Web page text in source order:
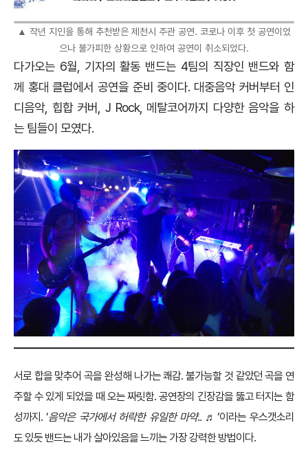
▲ 작년 지인을 통해 추천받은 제천시 주관 공연. 코로나 이후 첫 공연이었
으나 불가피한 상황으로 인하여 공연이 취소되었다.
다가오는 6월, 기자의 활동 밴드는 4팀의 직장인 밴드와 함
께 홍대 클럽에서 공연을 준비 중이다. 대중음악 커버부터 인
디음악, 힙합 커버, J Rock, 메탈코어까지 다양한 음악을 하
는 팀들이 모였다.
서로 합을 맞추어 곡을 완성해 나가는 쾌감. 불가능할 것 같았던 곡을 연
주할 수 있게 되었을 때 오는 짜릿함. 공연장의 긴장감을 뚫고 터지는 함
성까지. ‘음악은 국가에서 허락한 유일한 마약.. ♬ ‘이라는 우스갯소리
도 있듯 밴드는 내가 살아있음을 느끼는 가장 강력한 방법이다.